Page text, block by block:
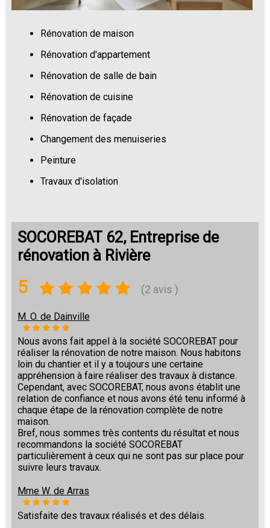
Rénovation de maison
Rénovation d'appartement
Rénovation de salle de bain
Rénovation de cuisine
Rénovation de façade
Changement des menuiseries
Peinture
Travaux d'isolation
SOCOREBAT 62, Entreprise de
rénovation à Rivière
5 (2 avis )
M. O. de Dainville
Nous avons fait appel à la société SOCOREBAT pour
réaliser la rénovation de notre maison. Nous habitons
loin du chantier et il y a toujours une certaine
appréhension à faire réaliser des travaux à distance.
Cependant, avec SOCOREBAT, nous avons établit une
relation de confiance et nous avons été tenu informé à
chaque étape de la rénovation complète de notre
maison.
Bref, nous sommes très contents du résultat et nous
recommandons la société SOCOREBAT
particulièrement à ceux qui ne sont pas sur place pour
suivre leurs travaux.
Mme W. de Arras
Satisfaite des travaux réalisés et des délais.